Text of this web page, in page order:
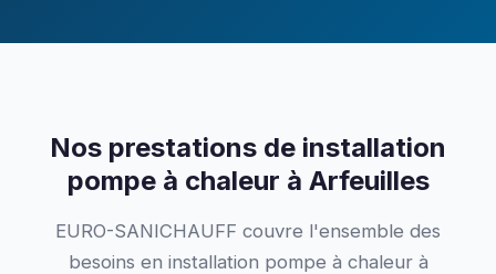
Nos prestations de installation
pompe à chaleur à Arfeuilles
EURO-SANICHAUFF couvre l'ensemble des
besoins en installation pompe à chaleur à